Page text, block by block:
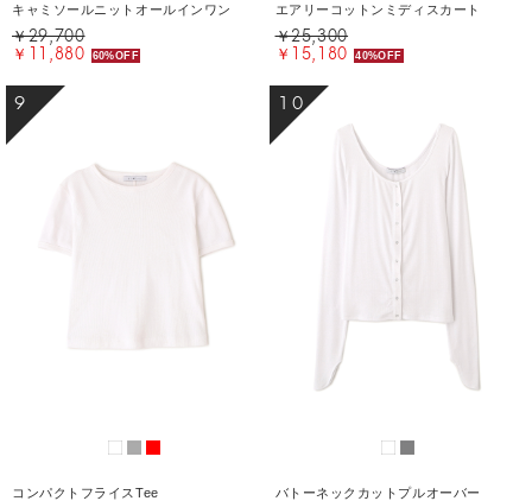
キャミソールニットオールインワン
￥29,700
￥11,880 60%OFF
エアリーコットンミディスカート
￥25,300
￥15,180 40%OFF
9
コンパクトフライスTee
10
バトーネックカットプルオーバー